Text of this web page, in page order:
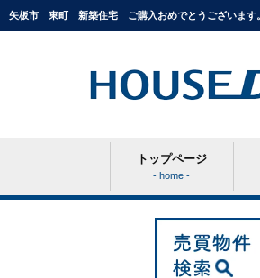
矢板市 東町 新築住宅 ご購入おめでとうございます
トップページ
- home -
条